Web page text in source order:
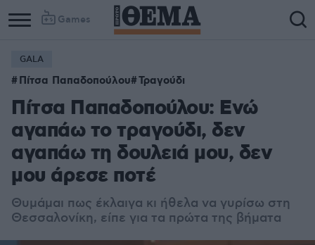
Games
GALA
Πίτσα Παπαδοπούλου Τραγούδι
Πίτσα Παπαδοπούλου: Ενώ
αγαπάω το τραγούδι, δεν
αγαπάω τη δουλειά μου, δεν
μου άρεσε ποτέ
Θυμάμαι πως έκλαιγα κι ήθελα να γυρίσω στη
Θεσσαλονίκη, είπε για τα πρώτα της βήματα